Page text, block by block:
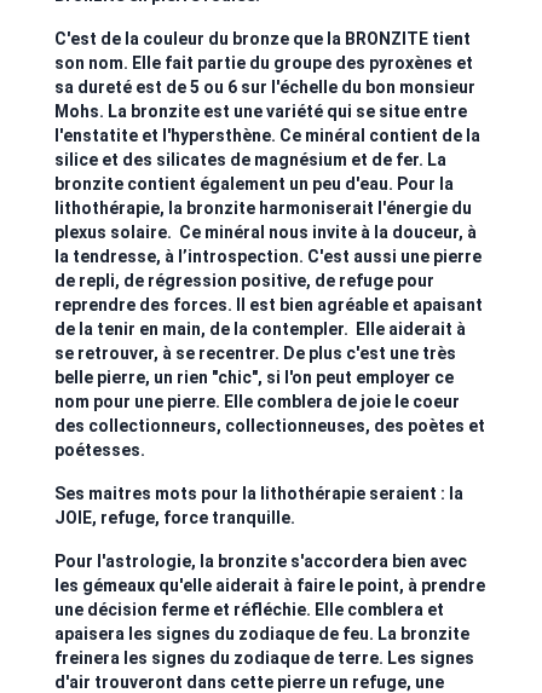
C'est de la couleur du bronze que la BRONZITE tient
son nom. Elle fait partie du groupe des pyroxènes et
sa dureté est de 5 ou 6 sur l'échelle du bon monsieur
Mohs. La bronzite est une variété qui se situe entre
l'enstatite et l'hypersthène. Ce minéral contient de la
silice et des silicates de magnésium et de fer. La
bronzite contient également un peu d'eau. Pour la
lithothérapie, la bronzite harmoniserait l'énergie du
plexus solaire. Ce minéral nous invite à la douceur, à
la tendresse, à l’introspection. C'est aussi une pierre
de repli, de régression positive, de refuge pour
reprendre des forces. Il est bien agréable et apaisant
de la tenir en main, de la contempler. Elle aiderait à
se retrouver, à se recentrer. De plus c'est une très
belle pierre, un rien "chic", si l'on peut employer ce
nom pour une pierre. Elle comblera de joie le coeur
des collectionneurs, collectionneuses, des poètes et
poétesses.
Ses maitres mots pour la lithothérapie seraient : la
JOIE, refuge, force tranquille.
Pour l'astrologie, la bronzite s'accordera bien avec
les gémeaux qu'elle aiderait à faire le point, à prendre
une décision ferme et réfléchie. Elle comblera et
apaisera les signes du zodiaque de feu. La bronzite
freinera les signes du zodiaque de terre. Les signes
d'air trouveront dans cette pierre un refuge, une